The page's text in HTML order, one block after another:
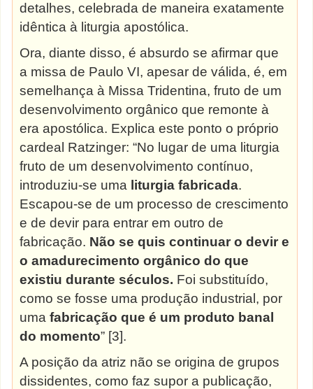
detalhes, celebrada de maneira exatamente
idêntica à liturgia apostólica.
Ora, diante disso, é absurdo se afirmar que
a missa de Paulo VI, apesar de válida, é, em
semelhança à Missa Tridentina, fruto de um
desenvolvimento orgânico que remonte à
era apostólica. Explica este ponto o próprio
cardeal Ratzinger: “No lugar de uma liturgia
fruto de um desenvolvimento contínuo,
introduziu-se uma liturgia fabricada.
Escapou-se de um processo de crescimento
e de devir para entrar em outro de
fabricação. Não se quis continuar o devir e
o amadurecimento orgânico do que
existiu durante séculos. Foi substituído,
como se fosse uma produção industrial, por
umafabricação que é um produto banal
do momento” [3].
A posição da atriz não se origina de grupos
dissidentes, como faz supor a publicação,